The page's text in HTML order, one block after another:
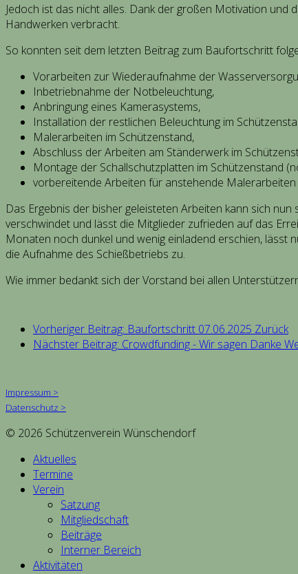
Jedoch ist das nicht alles. Dank der großen Motivation
Handwerken verbracht.
So konnten seit dem letzten Beitrag zum Baufortschritt
Vorarbeiten zur Wiederaufnahme der
Inbetriebnahme der Notbeleuchtung,
Anbringung eines Kamerasystems,
Installation der restlichen Beleuchtung im
Malerarbeiten im Schützenstand,
Abschluss der Arbeiten am Ständerwerk im
Montage der Schallschutzplatten im Schützenstand
vorbereitende Arbeiten für anstehende Malerarbeiten
Das Ergebnis der bisher geleisteten Arbeiten kann sich
verschwindet und lässt die Mitglieder zufrieden auf das
Monaten noch dunkel und wenig einladend erschien,
die Aufnahme des Schießbetriebs zu.
Wie immer bedankt sich der Vorstand bei allen
Vorheriger Beitrag: Baufortschritt 07.06.2025 Zurück
Nächster Beitrag: Crowdfunding - Wir sagen Danke
Impressum >
Datenschutz >
© 2026 Schützenverein Wünschendorf
Aktuelles
Termine
Verein
Satzung
Mitgliedschaft
Beiträge
Interner Bereich
Aktivitäten